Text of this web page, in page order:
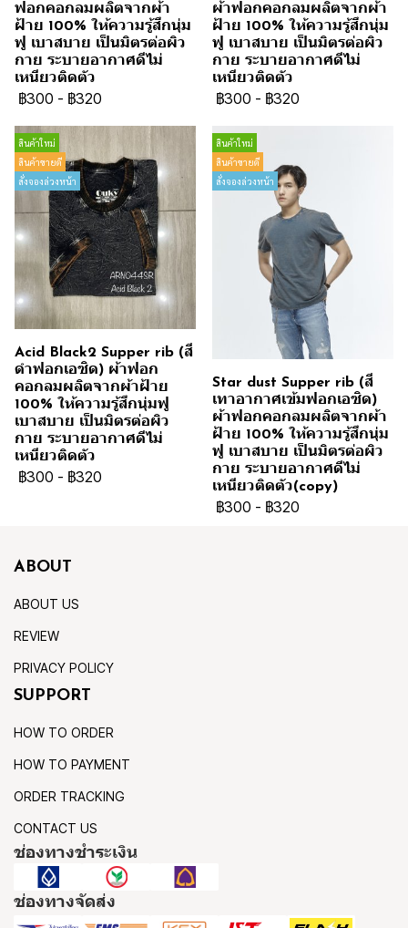
ฟอกคอกลมผลิตจากผ้า
ฝ้าย 100% ให้ความรู้สึกนุ่ม
ฟู เบาสบาย เป็นมิตรต่อผิว
กาย ระบายอากาศดีไม่
เหนียวติดตัว
฿300 - ฿320
ผ้าฟอกคอกลมผลิตจากผ้า
ฝ้าย 100% ให้ความรู้สึกนุ่ม
ฟู เบาสบาย เป็นมิตรต่อผิว
กาย ระบายอากาศดีไม่
เหนียวติดตัว
฿300 - ฿320
สินค้าใหม่
สินค้าขายดี
สั่งจองล่วงหน้า
Acid Black2 Supper rib (สี
ดำฟอกเอซิด) ผ้าฟอก
คอกลมผลิตจากผ้าฝ้าย
100% ให้ความรู้สึกนุ่มฟู
เบาสบาย เป็นมิตรต่อผิว
กาย ระบายอากาศดีไม่
เหนียวติดตัว
฿300 - ฿320
สินค้าใหม่
สินค้าขายดี
สั่งจองล่วงหน้า
Star dust Supper rib (สี
เทาอากาศเข้มฟอกเอซิด)
ผ้าฟอกคอกลมผลิตจากผ้า
ฝ้าย 100% ให้ความรู้สึกนุ่ม
ฟู เบาสบาย เป็นมิตรต่อผิว
กาย ระบายอากาศดีไม่
เหนียวติดตัว(copy)
฿300 - ฿320
ABOUT
ABOUT US
REVIEW
PRIVACY POLICY
SUPPORT
HOW TO ORDER
HOW TO PAYMENT
ORDER TRACKING
CONTACT US
ช่องทางชำระเงิน
ช่องทางจัดส่ง